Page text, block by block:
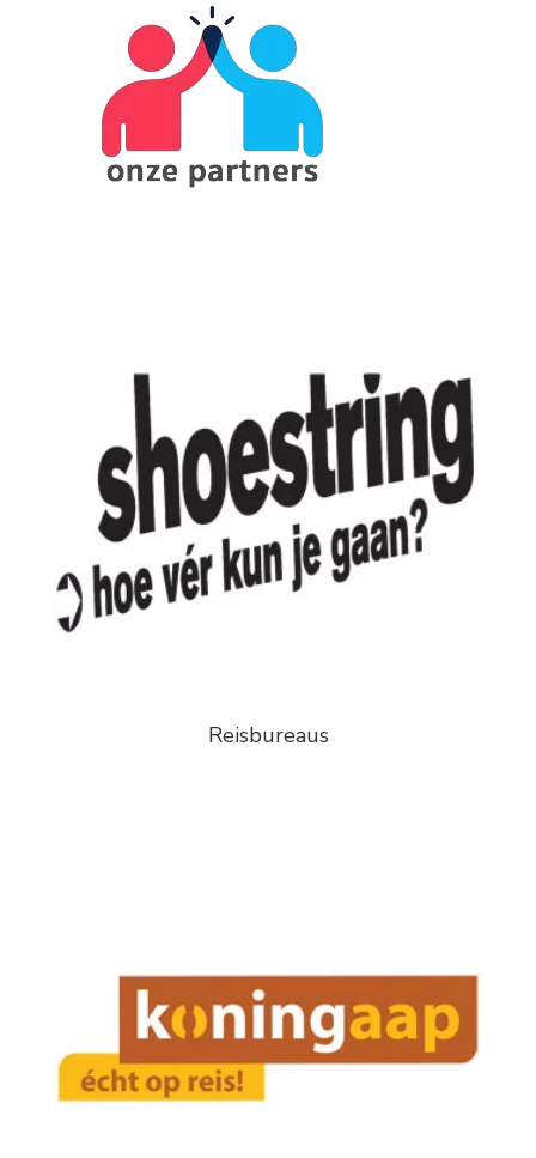
Reisbureaus